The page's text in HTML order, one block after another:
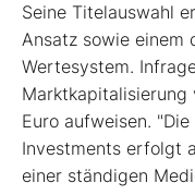
Seine Titelauswahl
Ansatz sowie einem
Wertesystem.
Marktkapitalisierung
Euro aufweisen.
Investments erfolgt
einer ständigen